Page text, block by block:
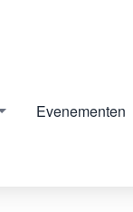
Evenementen